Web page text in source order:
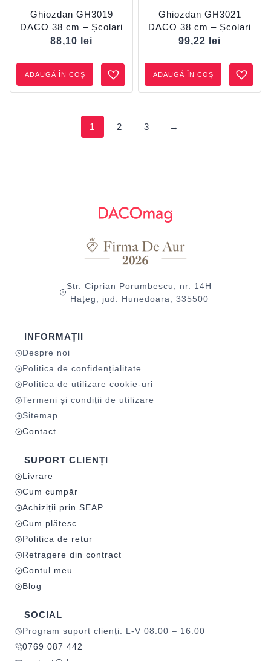
Ghiozdan GH3019
DACO 38 cm – Școlari
88,10
lei
ADAUGĂ ÎN COȘ
Ghiozdan GH3021
DACO 38 cm – Școlari
99,22
lei
ADAUGĂ ÎN COȘ
1 2 3 →
Str. Ciprian Porumbescu, nr. 14H
Hațeg, jud. Hunedoara, 335500
INFORMAȚII
Despre noi
Politica de confidențialitate
Politica de utilizare cookie-uri
Termeni și condiții de utilizare
Sitemap
Contact
SUPORT CLIENȚI
Livrare
Cum cumpăr
Achiziții prin SEAP
Cum plătesc
Politica de retur
Retragere din contract
Contul meu
Blog
SOCIAL
Program suport clienți: L-V 08:00 – 16:00
0769 087 442